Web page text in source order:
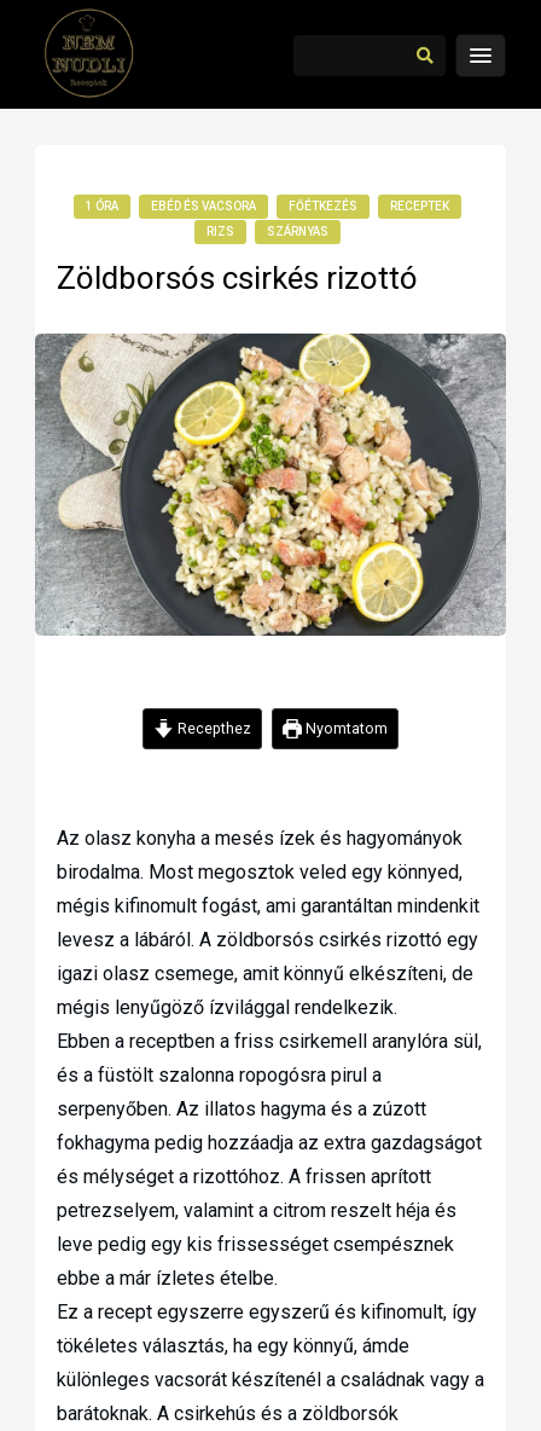
1 ÓRA EBÉD ÉS VACSORA FŐÉTKEZÉS
RECEPTEK
RIZS
SZÁRNYAS
Zöldborsós csirkés rizottó
Recepthez Nyomtatom
Az olasz konyha a mesés ízek és hagyományok
birodalma. Most megosztok veled egy könnyed,
mégis kifinomult fogást, ami garantáltan mindenkit
levesz a lábáról. A zöldborsós csirkés rizottó egy
igazi olasz csemege, amit könnyű elkészíteni, de
mégis lenyűgöző ízvilággal rendelkezik.
Ebben a receptben a friss csirkemell aranylóra sül,
és a füstölt szalonna ropogósra pirul a
serpenyőben. Az illatos hagyma és a zúzott
fokhagyma pedig hozzáadja az extra gazdagságot
és mélységet a rizottóhoz. A frissen aprított
petrezselyem, valamint a citrom reszelt héja és
leve pedig egy kis frissességet csempésznek
ebbe a már ízletes ételbe.
Ez a recept egyszerre egyszerű és kifinomult, így
tökéletes választás, ha egy könnyű, ámde
különleges vacsorát készítenél a családnak vagy a
barátoknak. A csirkehús és a zöldborsók